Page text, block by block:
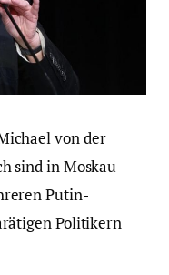
von der
sind in Moskau
Putin-
Politikern